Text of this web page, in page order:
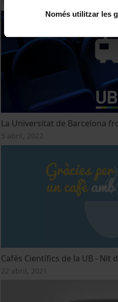
Només utilitzar les
La Universitat de Barcelona
5 abril, 2022
Cafès Científics de la UB - Nit
22 abril, 2021